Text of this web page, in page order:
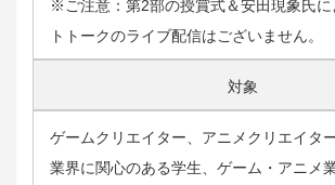
※ご注意：第2部の授賞式＆安田現象氏に
トトークのライブ配信はございません。
対象
ゲームクリエイター、アニメクリエイタ
業界に関心のある学生、ゲーム・アニメ